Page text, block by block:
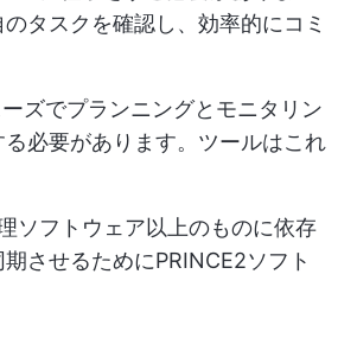
タスクを確認し、効率的にコミ
ズでプランニングとモニタリン
必要があります。ツールはこれ
ソフトウェア以上のものに依存
させるためにPRINCE2ソフト